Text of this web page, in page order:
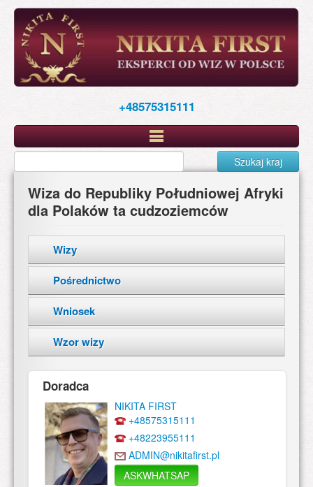
Skip
main
content
+48575315111
Szukaj kraj
Wiza do Republiky Południowej Afryki
dla Polaków ta cudzoziemców
Wizy
Pośrednictwo
Wniosek
Wzor wizy
Doradca
NIKITA FIRST
+48575315111
+48223955111
ADMIN@nikitafirst.pl
ASKWHATSAP